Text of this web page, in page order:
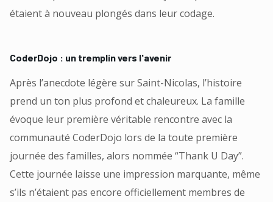
étaient à nouveau plongés dans leur codage.
CoderDojo : un tremplin vers l'avenir
Après l’anecdote légère sur Saint-Nicolas, l’histoire
prend un ton plus profond et chaleureux. La famille
évoque leur première véritable rencontre avec la
communauté CoderDojo lors de la toute première
journée des familles, alors nommée “Thank U Day”.
Cette journée laisse une impression marquante, même
s’ils n’étaient pas encore officiellement membres de